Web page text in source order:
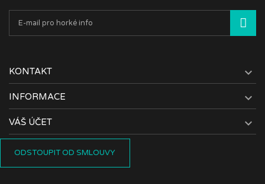
KONTAKT 
INFORMACE 
VÁŠ ÚČET 
ODSTOUPIT OD SMLOUVY